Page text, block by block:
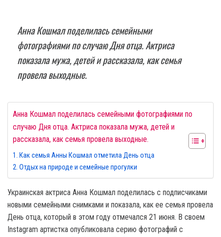
Анна Кошмал поделилась семейными
фотографиями по случаю Дня отца. Актриса
показала мужа, детей и рассказала, как семья
провела выходные.
Анна Кошмал поделилась семейными фотографиями по
случаю Дня отца. Актриса показала мужа, детей и
рассказала, как семья провела выходные.
Как семья Анны Кошмал отметила День отца
Отдых на природе и семейные прогулки
Украинская актриса Анна Кошмал поделилась с подписчиками
новыми семейными снимками и показала, как ее семья провела
День отца, который в этом году отмечался 21 июня. В своем
Instagram артистка опубликовала серию фотографий с